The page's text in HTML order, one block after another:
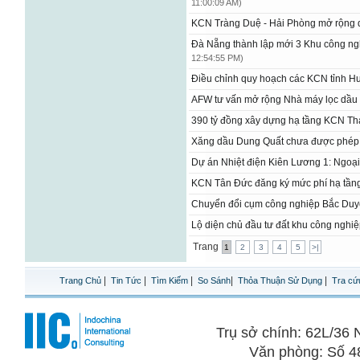
11:00:09 AM)
KCN Tràng Duệ - Hải Phòng mở
Đà Nẵng thành lập mới 3 Khu công
12:54:55 PM)
Điều chỉnh quy hoạch các KCN tỉnh
AFW tư vấn mở rộng Nhà máy lọc
390 tỷ đồng xây dựng hạ tầng KCN
Xăng dầu Dung Quất chưa được
Dự án Nhiệt điện Kiên Lương 1:
​KCN Tân Đức đăng ký mức phí hạ
Chuyển đổi cụm công nghiệp Bắc
Lộ diện chủ đầu tư đất khu công
Trang
1 2 3 4 5 >|
Trang Chủ Tin Tức Tìm Kiếm So Sánh Thỏa Thuận Sử Dụng Tra
Trụ sở chính: 62L/36
Văn phòng: Số